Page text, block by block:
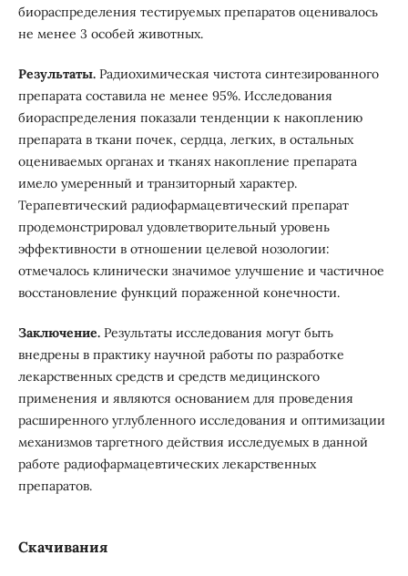
биораспределения тестируемых препаратов оценивалось
не менее 3 особей животных.
Результаты.Радиохимическая чистота синтезированного
препарата составила не менее 95%. Исследования
биораспределения показали тенденции к накоплению
препарата в ткани почек, сердца, легких, в остальных
оцениваемых органах и тканях накопление препарата
имело умеренный и транзиторный характер.
Терапевтический радиофармацевтический препарат
продемонстрировал удовлетворительный уровень
эффективности в отношении целевой нозологии:
отмечалось клинически значимое улучшение и частичное
восстановление функций пораженной конечности.
Заключение.Результаты исследования могут быть
внедрены в практику научной работы по разработке
лекарственных средств и средств медицинского
применения и являются основанием для проведения
расширенного углубленного исследования и оптимизации
механизмов таргетного действия исследуемых в данной
работе радиофармацевтических лекарственных
препаратов.
Скачивания